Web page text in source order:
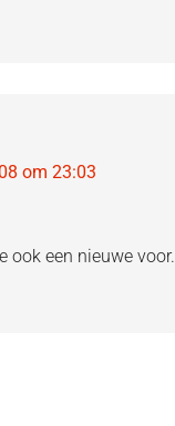
om 23:03
ook een nieuwe voor.